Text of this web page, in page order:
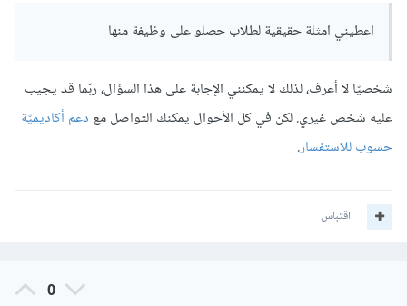
اعطيني امثلة حقيقية لطلاب حصلو على وظيفة منها
شخصيّا لا أعرف، لذلك لا يمكنني الإجابة على هذا السؤال، ربّما قد يجيب
عليه شخص غيري. لكن في كل الأحوال يمكنك التواصل مع دعم أكاديميّة
حسوب للاستفسار.
اقتباس
0